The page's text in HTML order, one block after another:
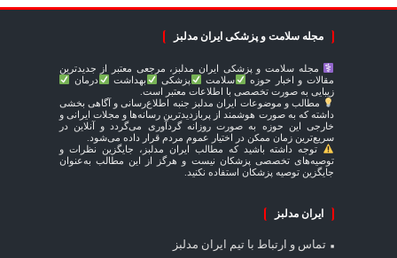
مجله سلامت و پزشکی ایران مدلبز
مجله سلامت و پزشکی ایران مدلبز، مرجعی معتبر از جدیدترین
مقالات و اخبار حوزه
سلامت پزشکی بهداشت
درمان
زیبایی به صورت تخصصی با اطلاعات معتبر است.
مطالب و موضوعات ایران مدلبز جنبه اطلاع‌رسانی و آگاهی بخشی
داشته که به صورت هوشمند از پربازدیدترین رسانه‌ها و مجلات ایرانی و
خارجی این حوزه به صورت روزانه گردآوری می‌گردد و آنلاین در
سریع‌ترین زمان ممکن در اختیار عموم مردم قرار داده می‌شود.
توجه داشته باشید که مطالب ایران مدلبز، جایگزین نظرات و
توصیه‌های تخصصی پزشکان نیست و هرگز از این مطالب به‌عنوان
جایگزین توصیه پزشکان استفاده نکنید.
ایران مدلبز
تماس و ارتباط با تیم ایران مدلبز